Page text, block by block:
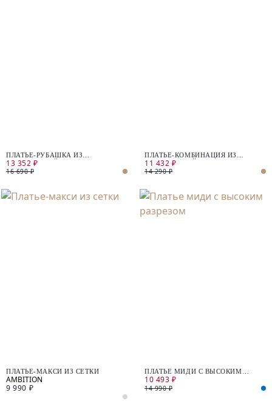
ПЛАТЬЕ-РУБАШКА ИЗ
НАТУРАЛЬНОЙ ТКАНИ
13 352 ₽
16 690 ₽
ПЛАТЬЕ-КОМБИНАЦИЯ ИЗ
НАТУРАЛЬНОЙ ТКАНИ
11 432 ₽
14 290 ₽
ПЛАТЬЕ-МАКСИ ИЗ СЕТКИ
9 990 ₽
ПЛАТЬЕ МИДИ С ВЫСОКИМ
РАЗРЕЗОМ
10 493 ₽
14 990 ₽